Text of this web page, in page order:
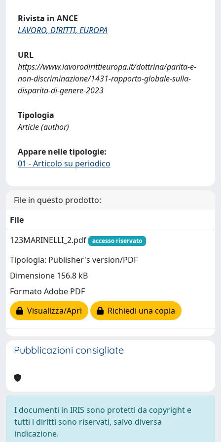
Rivista in ANCE
LAVORO, DIRITTI, EUROPA
URL
https://www.lavorodirittieuropa.it/dottrina/parita-e-
non-discriminazione/1431-rapporto-globale-sulla-
disparita-di-genere-2023
Tipologia
Article (author)
Appare nelle tipologie:
01 - Articolo su periodico
File in questo prodotto:
File
123MARINELLI_2.pdf
accesso riservato
Tipologia: Publisher's version/PDF
Dimensione 156.8 kB
Formato Adobe PDF
Visualizza/Apri
Richiedi una copia
Pubblicazioni consigliate
I documenti in IRIS sono protetti da copyright e
tutti i diritti sono riservati, salvo diversa
indicazione.